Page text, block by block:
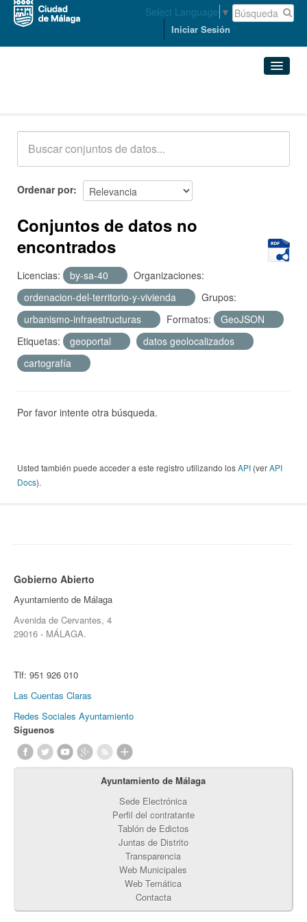
Select Language ▼
Iniciar Sesión
Acerca de
Ordenar por
Conjuntos de datos no
encontrados
Licencias: by-sa-40
Organizaciones:
ordenacion-del-territorio-y-vivienda
Grupos:
urbanismo-infraestructuras
Formatos:
GeoJSON
Etiquetas:
geoportal
datos geolocalizados
cartografía
Por favor intente otra búsqueda.
Usted también puede acceder a este registro utilizando losAPI (verAPI
Docs).
Gobierno Abierto
Ayuntamiento de Málaga
Avenida de Cervantes, 4
29016 - MÁLAGA.
Tlf: 951 926 010
Las Cuentas Claras
Redes Sociales Ayuntamiento
Síguenos
Ayuntamiento de Málaga
Sede Electrónica
Perfil del contratante
Tablón de Edictos
Juntas de Distrito
Transparencia
Web Municipales
Web Temática
Contacta